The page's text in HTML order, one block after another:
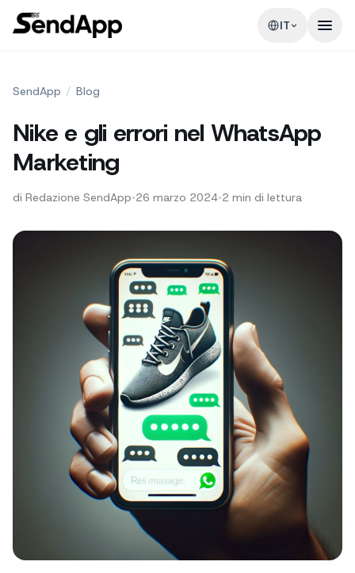
IT
SendApp / Blog
Nike e gli errori nel WhatsApp
Marketing
di Redazione SendApp•26 marzo 2024•2 min di lettura